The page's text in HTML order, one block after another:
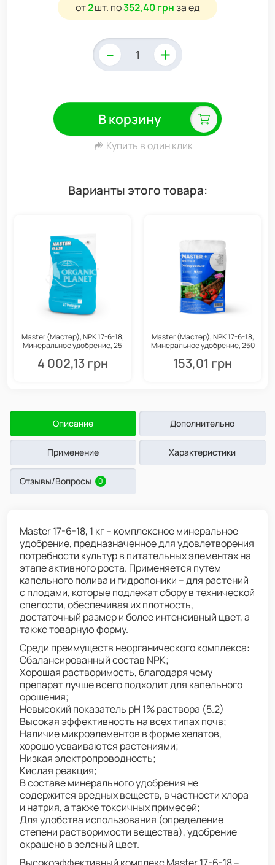
от2шт. по352,40 грнза ед
- +
В корзину
Купить в один клик
Варианты этого товара:
Master (Мастер), NPK 17-6-18,
Минеральное удобрение, 25
4 002,13 грн
Master (Мастер), NPK 17-6-18,
Минеральное удобрение, 250
153,01 грн
Описание Дополнительно
Применение Характеристики
Отзывы/Вопросы 0
Master 17-6-18, 1 кг – комплексное минеральное
удобрение, предназначенное для удовлетворения
потребности культур в питательных элементах на
этапе активного роста. Применяется путем
капельного полива и гидропоники – для растений
с плодами, которые подлежат сбору в технической
спелости, обеспечивая их плотность,
достаточный размер и более интенсивный цвет, а
также товарную форму.
Среди преимуществ неорганического комплекса:
Сбалансированный состав NPK;
Хорошая растворимость, благодаря чему
препарат лучше всего подходит для капельного
орошения;
Невысокий показатель pH 1% раствора (5.2)
Высокая эффективность на всех типах почв;
Наличие микроэлементов в форме хелатов,
хорошо усваиваются растениями;
Низкая электропроводность;
Кислая реакция;
В составе минерального удобрения не
содержится вредных веществ, в частности хлора
и натрия, а также токсичных примесей;
Для удобства использования (определение
степени растворимости вещества), удобрение
окрашено в зеленый цвет.